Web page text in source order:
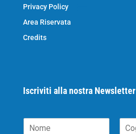
Privacy Policy
Area Riservata
Credits
Iscriviti alla nostra Newsletter